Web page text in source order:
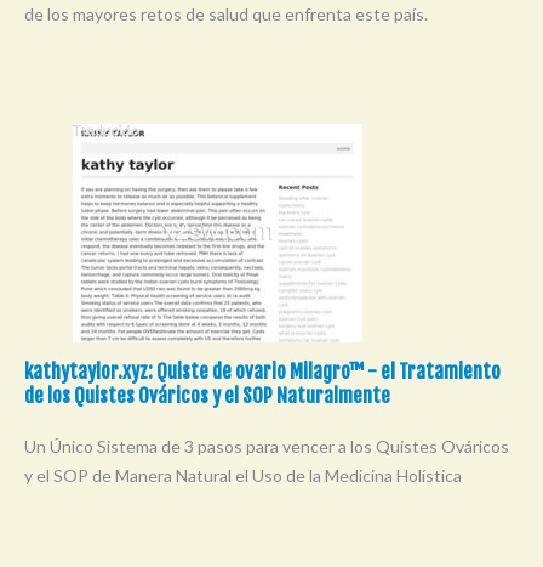
de los mayores retos de salud que enfrenta este país.
kathytaylor.xyz: Quiste de ovario Milagro™ - el Tratamiento
de los Quistes Ováricos y el SOP Naturalmente
Un Único Sistema de 3 pasos para vencer a los Quistes Ováricos
y el SOP de Manera Natural el Uso de la Medicina Holística